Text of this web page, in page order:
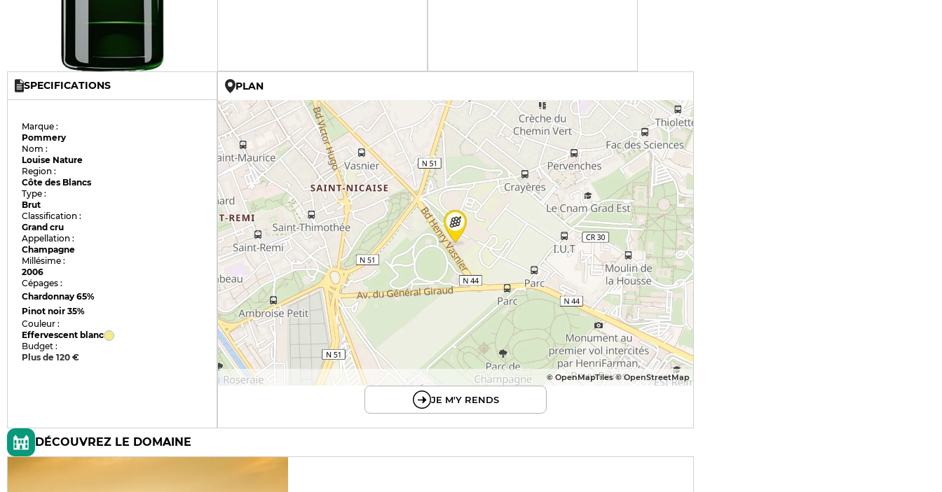
SPECIFICATIONS
Marque :
Pommery
Nom :
Louise Nature
Region :
Côte des Blancs
Type :
Brut
Classification :
Grand cru
Appellation :
Champagne
Millésime :
2006
Cépages :
Chardonnay65%
Pinot noir35%
Couleur :
Effervescent blanc
Budget :
Plus de 120 €
PLAN
© OpenMapTiles © OpenStreetMap
JE M'Y RENDS
DÉCOUVREZ LE DOMAINE